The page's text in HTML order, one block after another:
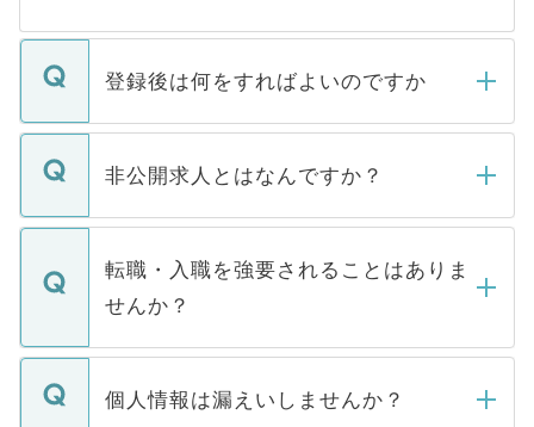
登録後は何をすればよいのですか
ご登録いただきましたら、弊社担当者がご
登録内容を確認し、その後メールもしくは
ます。通常、5営業日以内にはご連絡をせて
いただきますので、しばらくお待ちくださ
非公開求人とはなんですか？
マイナビDOCTORで取り扱っている求人の
うち約3割は、Webサイトからご覧いただ
けない「非公開求人」です。非公開求人は
下記の理由によって、一般には公開してい
ません。
■応募殺到を避けるため 人気のある医療機
転職・入職を強要されることはありま
せんか？
転職・入職を強要することは一切ありませ
ん。また、仮に応募先から内定をいただい
個人情報は漏えいしませんか？